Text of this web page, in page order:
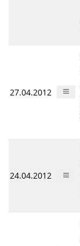
27.04.2012
24.04.2012